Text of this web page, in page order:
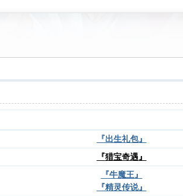
『出生礼包』
『猎宝奇遇 』
『牛魔王』
『精灵传说』